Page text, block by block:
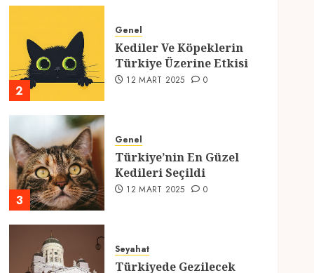
2
Genel
Kediler Ve Köpeklerin
Türkiye Üzerine Etkisi
12 MART 2025 0
3
Genel
Türkiye’nin En Güzel
Kedileri Seçildi
12 MART 2025 0
Seyahat
Türkiyede Gezilecek